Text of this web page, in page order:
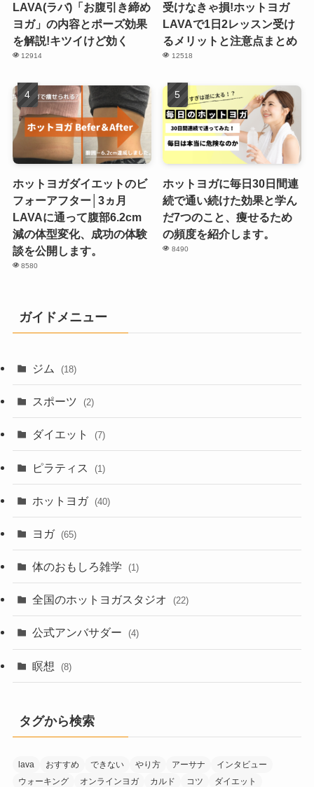
LAVA(ラバ)「お腹引き締め
ヨガ」の内容とポーズ効果
を解説!キツイけど効く
12914
受けなきゃ損!ホットヨガ
LAVAで1日2レッスン受け
るメリットと注意点まとめ
12518
ホットヨガダイエットのビ
フォーアフター│3ヵ月
LAVAに通って腹部6.2cm
減の体型変化、成功の体験
談を公開します。
8580
ホットヨガに毎日30日間連
続で通い続けた効果と学ん
だ7つのこと、痩せるため
の頻度を紹介します。
8490
ガイドメニュー
ジム (18)
スポーツ (2)
ダイエット (7)
ピラティス (1)
ホットヨガ (40)
ヨガ (65)
体のおもしろ雑学 (1)
全国のホットヨガスタジオ (22)
公式アンバサダー (4)
瞑想 (8)
タグから検索
lava おすすめ できない やり方 アーサナ
インタビュー
ウォーキング
オンラインヨガ カルド コツ
ダイエット